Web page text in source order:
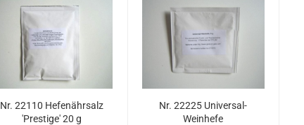
Nr. 22110 Hefenährsalz
'Prestige' 20 g
Nr. 22225 Universal-
Weinhefe